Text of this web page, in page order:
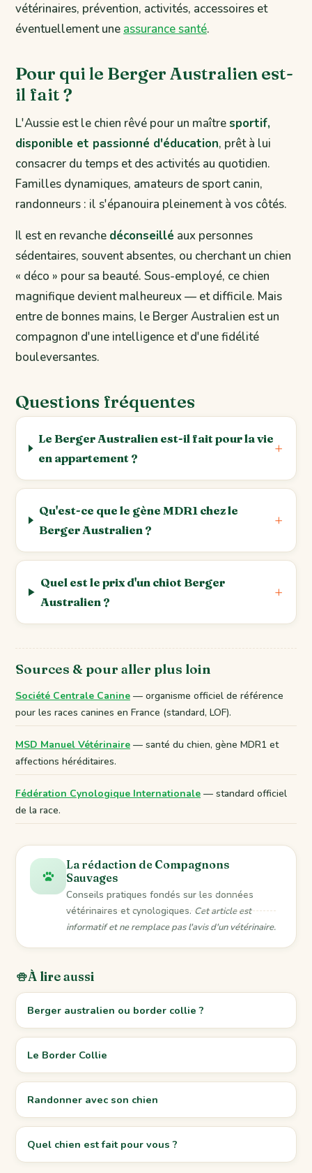
vétérinaires, prévention, activités, accessoires et
éventuellement une assurance santé.
Pour qui le Berger Australien est-
il fait ?
L'Aussie est le chien rêvé pour un maîtresportif,
disponible et passionné d'éducation, prêt à lui
consacrer du temps et des activités au quotidien.
Familles dynamiques, amateurs de sport canin,
randonneurs : il s'épanouira pleinement à vos côtés.
Il est en revanche déconseillé aux personnes
sédentaires, souvent absentes, ou cherchant un chien
« déco » pour sa beauté. Sous-employé, ce chien
magnifique devient malheureux — et difficile. Mais
entre de bonnes mains, le Berger Australien est un
compagnon d'une intelligence et d'une fidélité
bouleversantes.
Questions fréquentes
Le Berger Australien est-il fait pour la vie
en appartement ?
Qu'est-ce que le gène MDR1 chez le
Berger Australien ?
Quel est le prix d'un chiot Berger
Australien ?
Sources & pour aller plus loin
Société Centrale Canine — organisme officiel de référence
pour les races canines en France (standard, LOF).
MSD Manuel Vétérinaire — santé du chien, gène MDR1 et
affections héréditaires.
Fédération Cynologique Internationale — standard officiel
de la race.
La rédaction de Compagnons
Sauvages
Conseils pratiques fondés sur les données
vétérinaires et cynologiques.Cet article est
informatif et ne remplace pas l'avis d'un vétérinaire.
À lire aussi
Berger australien ou border collie ?
Le Border Collie
Randonner avec son chien
Quel chien est fait pour vous ?